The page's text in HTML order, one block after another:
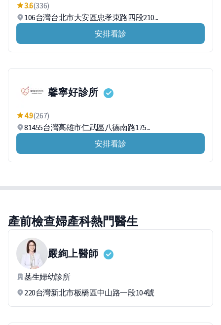
3.6(336)
106台灣台北市大安區忠孝東路四段210...
安排看診
馨寧好診所
4.9(267)
81455台灣高雄市仁武區八德南路175...
安排看診
產前檢查婦產科熱門醫生
嚴絢上醫師
菡生婦幼診所
220台灣新北市板橋區中山路一段104號